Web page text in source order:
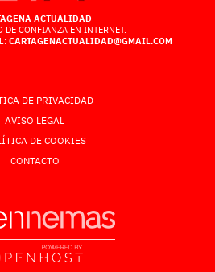
ACTUALIDAD
DE CONFIANZA EN INTERNET.
CARTAGENACTUALIDAD@GMAIL.COM
DE PRIVACIDAD
AVISO LEGAL
DE COOKIES
CONTACTO